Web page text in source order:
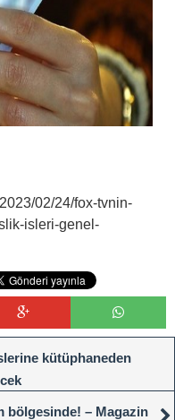
02/24/fox-tvnin-
isleri-genel-
kütüphaneden
bölgesinde! – Magazin